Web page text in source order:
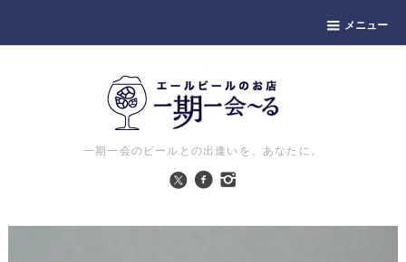
メニュー
一期一会のビールとの出逢いを、あなたに。